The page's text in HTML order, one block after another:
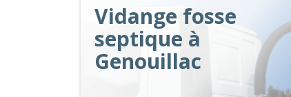
Vidange fosse
septique à
Genouillac